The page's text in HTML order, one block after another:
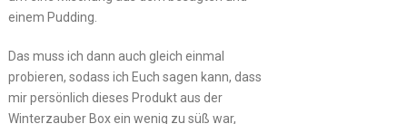
einem Pudding.
Das muss ich dann auch gleich einmal
probieren, sodass ich Euch sagen kann, dass
mir persönlich dieses Produkt aus der
Winterzauber Box ein wenig zu süß war,